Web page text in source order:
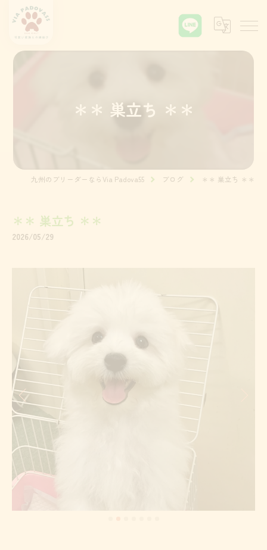
＊＊ 巣立ち ＊＊
九州のブリーダーならVia Padova55 ブログ ＊＊ 巣立ち ＊＊
＊＊ 巣立ち ＊＊
2026/05/29